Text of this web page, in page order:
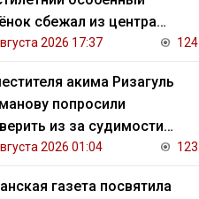
сбежал из центра
и потерялся
2026 17:37 124
акима Ризагуль
попросили
из за судимости
2026 01:04 123
газета посвятила